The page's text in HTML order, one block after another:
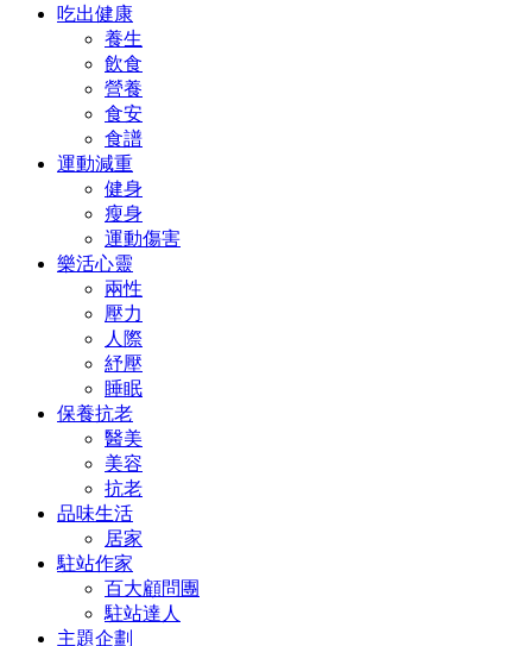
吃出健康
養生
飲食
營養
食安
食譜
運動減重
健身
瘦身
運動傷害
樂活心靈
兩性
壓力
人際
紓壓
睡眠
保養抗老
醫美
美容
抗老
品味生活
居家
駐站作家
百大顧問團
駐站達人
主題企劃